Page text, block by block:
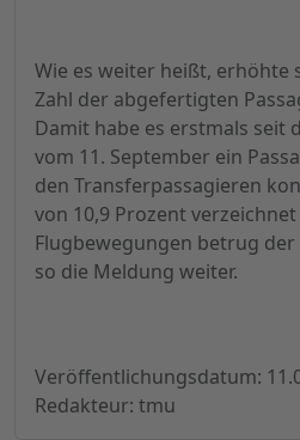
Wie es weiter heißt, erhöhte
Zahl der abgefertigten
Damit habe es erstmals seit
vom 11. September ein
den Transferpassagieren
von 10,9 Prozent
Flugbewegungen betrug der
so die Meldung weiter.
Veröffentlichungsdatum:
Redakteur: tmu